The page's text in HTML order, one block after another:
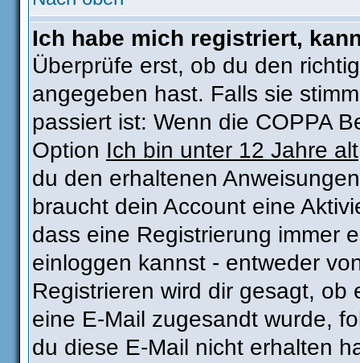
Ich habe mich registriert,
Überprüfe erst, ob du den
angegeben hast. Falls sie
passiert ist: Wenn die COPPA
Option Ich bin unter 12 Jahre alt
du den erhaltenen
braucht dein Account eine
dass eine Registrierung immer
einloggen kannst - entweder
Registrieren wird dir gesagt, ob
eine E-Mail zugesandt wurde,
du diese E-Mail nicht erhalten